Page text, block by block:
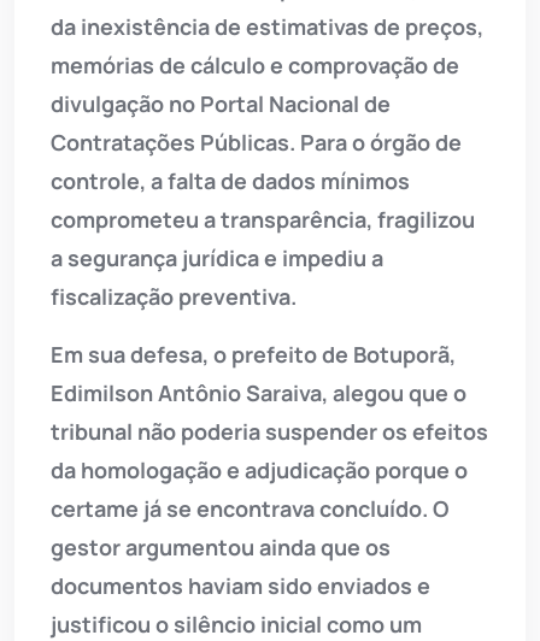
da inexistência de estimativas de preços,
memórias de cálculo e comprovação de
divulgação no Portal Nacional de
Contratações Públicas. Para o órgão de
controle, a falta de dados mínimos
comprometeu a transparência, fragilizou
a segurança jurídica e impediu a
fiscalização preventiva.
Em sua defesa, o prefeito de Botuporã,
Edimilson Antônio Saraiva, alegou que o
tribunal não poderia suspender os efeitos
da homologação e adjudicação porque o
certame já se encontrava concluído. O
gestor argumentou ainda que os
documentos haviam sido enviados e
justificou o silêncio inicial como um